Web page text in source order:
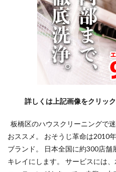
詳しくは上記画像をクリッ
板橋区のハウスクリーニングで
おススメ。 おそうじ革命は2010
ブランド。 日本全国に約300店舗
キレイにします。 サービスには